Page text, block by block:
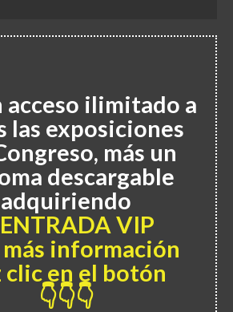
acceso ilimitado a
las exposiciones
más un
descargable
adquiriendo
ENTRADA VIP
más información
clic en el botón
👇👇👇